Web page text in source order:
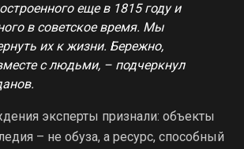
еще в 1815 году и
в советское время. Мы
их к жизни. Бережно,
с людьми, – подчеркнул
эксперты признали: объекты
– не обуза, а ресурс, способный